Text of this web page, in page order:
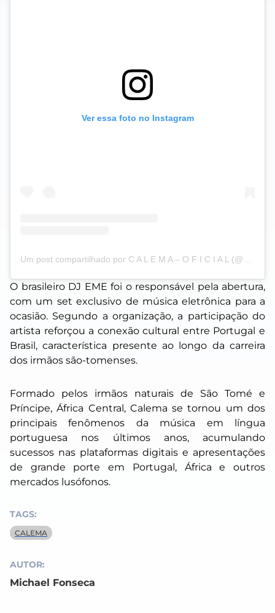
Ver essa foto no Instagram
O brasileiro DJ EME foi o responsável pela abertura,
com um set exclusivo de música eletrônica para a
ocasião. Segundo a organização, a participação do
artista reforçou a conexão cultural entre Portugal e
Brasil, característica presente ao longo da carreira
dos irmãos são-tomenses.
Formado pelos irmãos naturais de São Tomé e
Príncipe, África Central, Calema se tornou um dos
principais fenômenos da música em língua
portuguesa nos últimos anos, acumulando
sucessos nas plataformas digitais e apresentações
de grande porte em Portugal, África e outros
mercados lusófonos.
TAGS:
CALEMA
AUTOR:
Michael Fonseca